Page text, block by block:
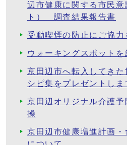
辺市健康に関する市民
ト） 調査結果報告書
受動喫煙の防止にご協力
ウォーキングスポットを
京田辺市へ転入してきた
シピ集をプレゼントしま
京田辺オリジナル介護
操
京田辺市健康増進計画